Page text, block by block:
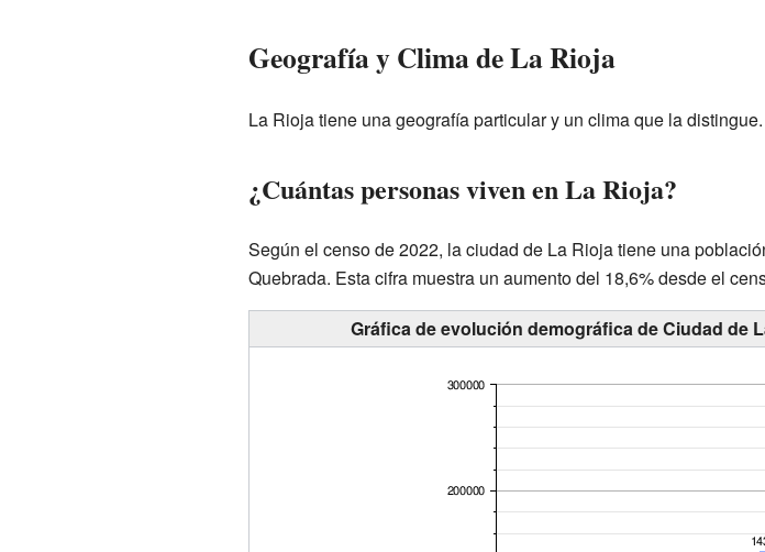
Geografía y Clima de La Rioja
La Rioja tiene una geografía particular y un clima que la distingue.
¿Cuántas personas viven en La Rioja?
Según el censo de 2022, la ciudad de La Rioja tiene una
Quebrada. Esta cifra muestra un aumento del 18,6% desde el
Gráfica de evolución demográfica de Ciudad de